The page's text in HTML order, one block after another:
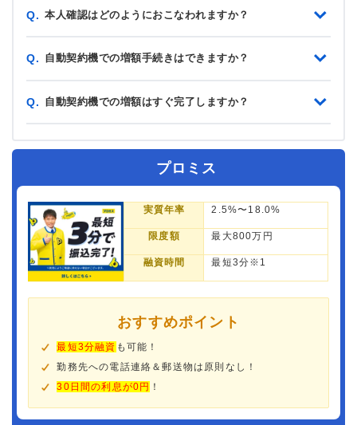
Q. 本人確認はどのようにおこなわれますか？
Q. 自動契約機での増額手続きはできますか？
Q. 自動契約機での増額はすぐ完了しますか？
プロミス
実質年率 2.5%〜18.0%
限度額 最大800万円
融資時間 最短3分※1
おすすめポイント
最短3分融資 も可能！
勤務先への電話連絡＆郵送物は原則なし！
30日間の利息が0円 ！